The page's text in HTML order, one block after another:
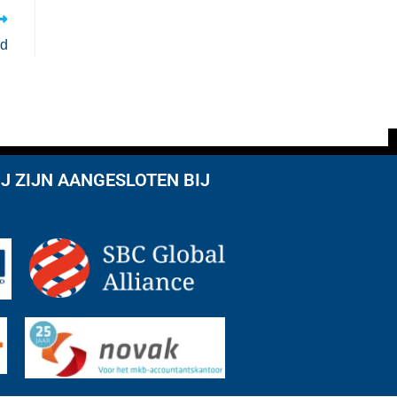
ZIJN AANGESLOTEN BIJ